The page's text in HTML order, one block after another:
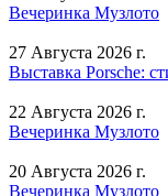
Вечеринка Музлото
27 Августа 2026 г.
Выставка Porsche:
22 Августа 2026 г.
Вечеринка Музлото
20 Августа 2026 г.
Вечеринка Музлото